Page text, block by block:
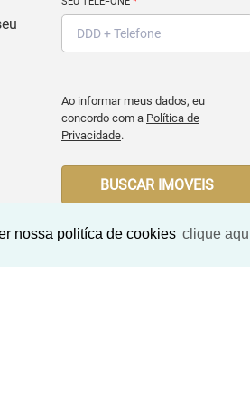
nossa politíca de cookies clique
Ao informar meus dados, eu
concordo com a Política de
Privacidade.
BUSCAR IMOVEIS